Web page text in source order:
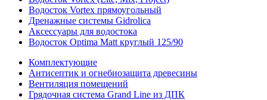
Водосток Vortex прямоугольный
Дренажные системы Gidrolica
Аксессуары для водостока
Водосток Optima Matt круглый 125/90
Комплектующие
Антисептик и огнебиозащита древесины
Вентиляция помещений
Грядочная система Grand Line из ДПК